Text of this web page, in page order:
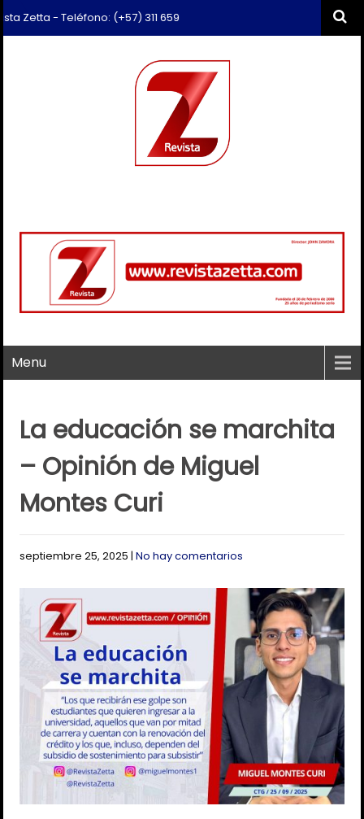
- Teléfono: (+57) 311 659 6374 - Correo: revista.zetta@gmail.com
Menu
La educación se marchita
– Opinión de Miguel
Montes Curi
septiembre 25, 2025 |No hay comentarios